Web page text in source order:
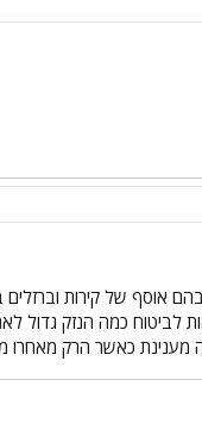
אוסף של קירות
לביטוח כמה הנזק גדול
כאשר הרק מאחרו